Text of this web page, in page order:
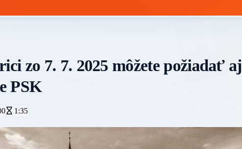
zo 7. 7. 2025 môžete požiadať aj
PSK
1:35